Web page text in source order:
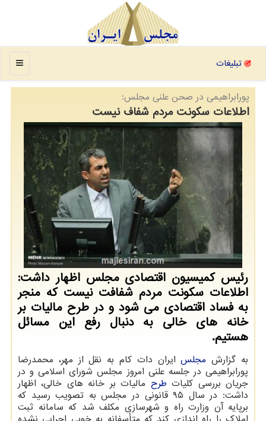
منو تبلیغات
پورابراهیمی در صحن علنی مجلس:
اطلاعات سكونت مردم شفاف نیست
رئیس كمیسیون اقتصادی مجلس اظهار داشت:
اطلاعات سكونت مردم شفافت نیست كه منجر
به فساد اقتصادی می شود و در طرح مالیات بر
خانه های خالی به دنبال رفع این مسائل
هستیم.
به گزارش مجلسایران دات کام به نقل از مهر، محمدرضا
پورابراهیمی در جلسه علنی امروز مجلس شورای اسلامی و در
جریان بررسی کلیات طرح مالیات بر خانه های خالی، اظهار
داشت: در سال ۹۵ قانونی در مجلس به تصویب رسید که
برپایه آن وزارت راه و شهرسازی مکلف شد که سامانه ثبت